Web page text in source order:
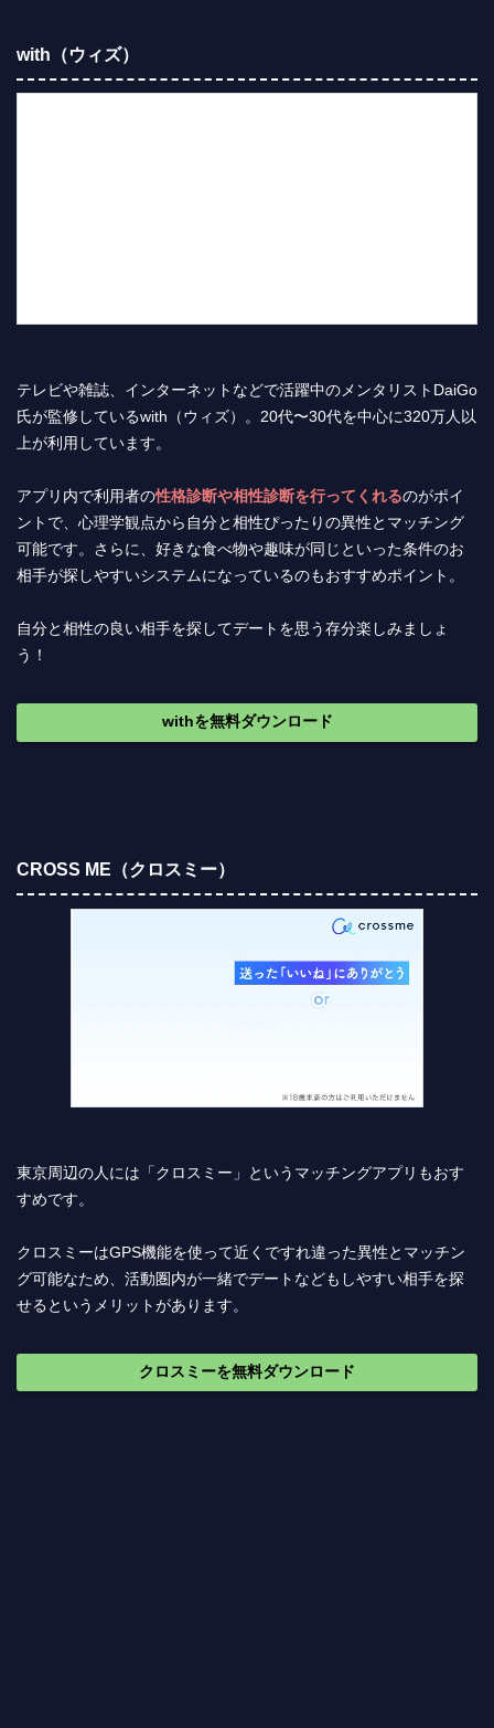
with（ウィズ）
テレビや雑誌、インターネットなどで活躍中のメンタリストDaiGo
氏が監修しているwith（ウィズ）。20代〜30代を中心に320万人以
上が利用しています。
アプリ内で利用者の性格診断や相性診断を行ってくれるのがポイ
ントで、心理学観点から自分と相性ぴったりの異性とマッチング
可能です。さらに、好きな食べ物や趣味が同じといった条件のお
相手が探しやすいシステムになっているのもおすすめポイント。
自分と相性の良い相手を探してデートを思う存分楽しみましょ
う！
withを無料ダウンロード
CROSS ME（クロスミー）
東京周辺の人には「クロスミー」というマッチングアプリもおす
すめです。
クロスミーはGPS機能を使って近くですれ違った異性とマッチン
グ可能なため、活動圏内が一緒でデートなどもしやすい相手を探
せるというメリットがあります。
クロスミーを無料ダウンロード